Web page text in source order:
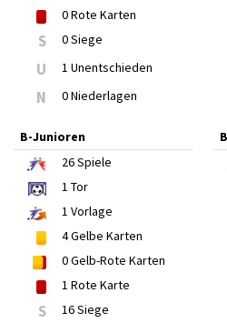
0Rote Karten
S 0 Siege
U 1 Unentschieden
N 0 Niederlagen
B-Junioren
26Spiele
1 Tor
1 Vorlage
4Gelbe Karten
0Gelb-Rote Karten
1 Rote Karte
S 16 Siege